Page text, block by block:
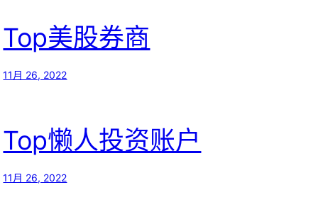
Top美股券商
11月 26, 2022
Top懒人投资账户
11月 26, 2022